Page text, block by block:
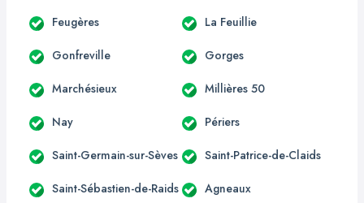
Feugères La Feuillie
Gonfreville Gorges
Marchésieux Millières 50
Nay Périers
Saint-Germain-sur-Sèves Saint-Patrice-de-Claids
Saint-Sébastien-de-Raids Agneaux